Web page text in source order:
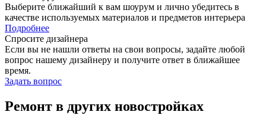
Выберите ближайший к вам шоурум и лично убедитесь в
качестве используемых материалов и предметов интерьера
Подробнее
Спросите дизайнера
Если вы не нашли ответы на свои вопросы, задайте любой
вопрос нашему дизайнеру и получите ответ в ближайшее
время.
Задать вопрос
Ремонт в других новостройках